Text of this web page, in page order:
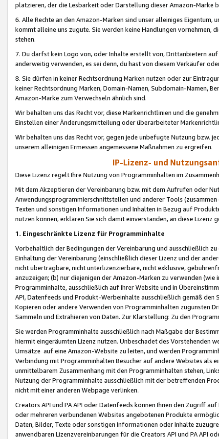
platzieren, der die Lesbarkeit oder Darstellung dieser Amazon-Marke
6. Alle Rechte an den Amazon-Marken sind unser alleiniges
kommt alleine uns zugute. Sie werden keine Handlungen vornehmen,
stehen.
7. Du darfst kein Logo von, oder Inhalte erstellt von,Drittanbietern auf
anderweitig verwenden, es sei denn, du hast von diesem Verkäufer
8. Sie dürfen in keiner Rechtsordnung Marken nutzen oder zur
keiner Rechtsordnung Marken, Domain-Namen, Subdomain-Namen,
Amazon-Marke zum Verwechseln ähnlich sind.
Wir behalten uns das Recht vor, diese Markenrichtlinien und die
Einstellen einer Änderungsmitteilung oder überarbeiteter
Wir behalten uns das Recht vor, gegen jede unbefugte Nutzung bzw.
unserem alleinigen Ermessen angemessene Maßnahmen zu ergreifen.
IP-Lizenz- und
Diese Lizenz regelt Ihre Nutzung von Programminhalten im
Mit dem Akzeptieren der Vereinbarung bzw. mit dem Aufrufen oder
Anwendungsprogrammierschnittstellen und anderer Tools (zusammen
Texten und sonstigen Informationen und Inhalten in Bezug auf
nutzen können, erklären Sie sich damit einverstanden, an diese Lizenz
1. Eingeschränkte Lizenz für Programminhalte
Vorbehaltlich der Bedingungen der Vereinbarung und ausschließlich
Einhaltung der Vereinbarung (einschließlich dieser Lizenz und der
nicht übertragbare, nicht unterlizenzierbare, nicht exklusive,
anzuzeigen; (b) nur diejenigen der Amazon-Marken zu verwenden
Programminhalte, ausschließlich auf Ihrer Website und in
API, Datenfeeds und Produkt-Werbeinhalte ausschließlich gemäß
Kopieren oder andere Verwenden von Programminhalten zugunsten
Sammeln und Extrahieren von Daten. Zur Klarstellung: Zu den
Sie werden Programminhalte ausschließlich nach Maßgabe der
hiermit eingeräumten Lizenz nutzen. Unbeschadet des Vorstehenden
Umsätze auf eine Amazon-Website zu leiten, und werden
Verbindung mit Programminhalten Besucher auf andere Websites als
unmittelbarem Zusammenhang mit den Programminhalten stehen,
Nutzung der Programminhalte ausschließlich mit der betreffenden
nicht mit einer anderen Webpage verlinken.
Creators API und PA API oder Datenfeeds können Ihnen den Zugriff
oder mehreren verbundenen Websites angebotenen Produkte
Daten, Bilder, Texte oder sonstigen Informationen oder Inhalte
anwendbaren Lizenzvereinbarungen für die Creators API und PA API